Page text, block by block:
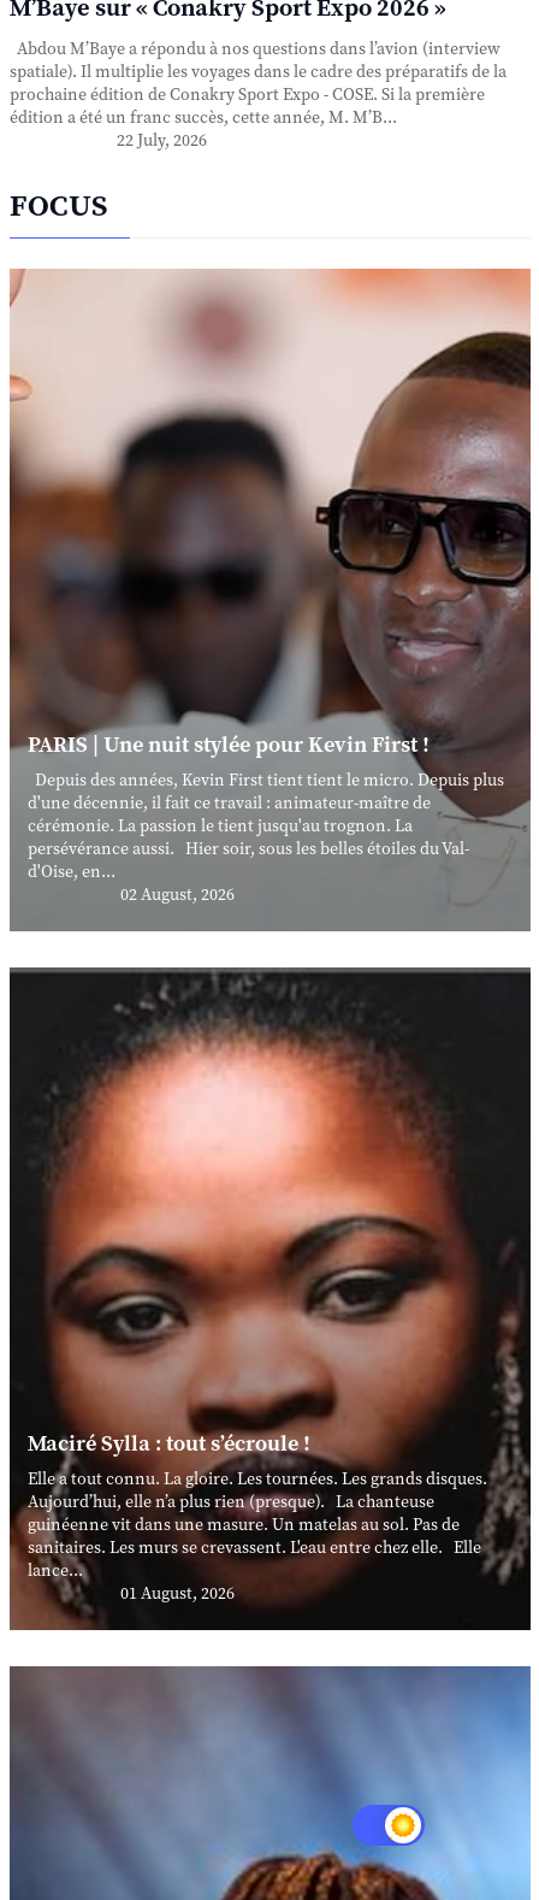
M’Baye sur « Conakry Sport Expo 2026 »
Abdou M’Baye a répondu à nos questions dans l’avion (interview
spatiale). Il multiplie les voyages dans le cadre des préparatifs de la
prochaine édition de Conakry Sport Expo - COSE. Si la première
édition a été un franc succès, cette année, M. M’B...
22 July, 2026
FOCUS
PARIS | Une nuit stylée pour Kevin First !
Depuis des années, Kevin First tient tient le micro. Depuis plus
d'une décennie, il fait ce travail : animateur-maître de
cérémonie. La passion le tient jusqu'au trognon. La
persévérance aussi. Hier soir, sous les belles étoiles du Val-
d'Oise, en...
02 August, 2026
Maciré Sylla : tout s’écroule !
Elle a tout connu. La gloire. Les tournées. Les grands disques.
Aujourd’hui, elle n’a plus rien (presque). La chanteuse
guinéenne vit dans une masure. Un matelas au sol. Pas de
sanitaires. Les murs se crevassent. L'eau entre chez elle. Elle
lance...
01 August, 2026